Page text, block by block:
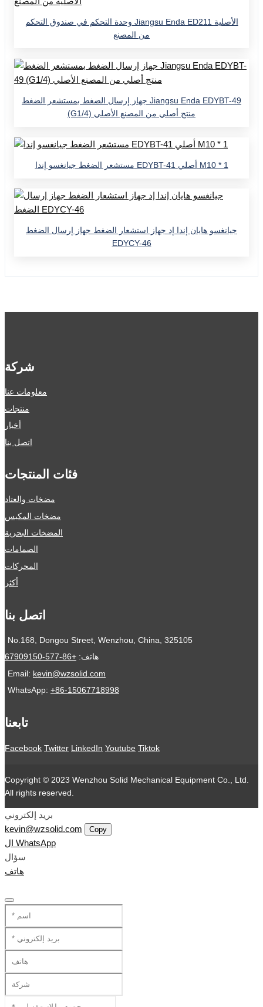
وحدة التحكم في صندوق التحكم Jiangsu Enda ED211 الأصلية
من المصنع
جهاز إرسال الضغط بمستشعر الضغط Jiangsu Enda EDYBT-49
(G1/4) منتج أصلي من المصنع الأصلي
مستشعر الضغط جيانغسو إندا EDYBT-41 أصلي M10 * 1
جيانغسو هايان إندا إد جهاز استشعار الضغط جهاز إرسال الضغط
EDYCY-46
شركة
معلومات عنا
منتجات
أخبار
اتصل بنا
فئات المنتجات
مضخات والعتاد
مضخات المكبس
المضخات البحرية
الصمامات
المحركات
أكثر
اتصل بنا
No.168, Dongou Street, Wenzhou, China, 325105
هاتف: +86-577-67909150
Email: kevin@wzsolid.com
WhatsApp: +86-15067718998
تابعنا
Facebook Twitter LinkedIn Youtube Tiktok
Copyright © 2023 Wenzhou Solid Mechanical Equipment Co., Ltd.
All rights reserved.
بريد إلكتروني
kevin@wzsolid.com
Copy
ال WhatsApp
سؤال
هاتف